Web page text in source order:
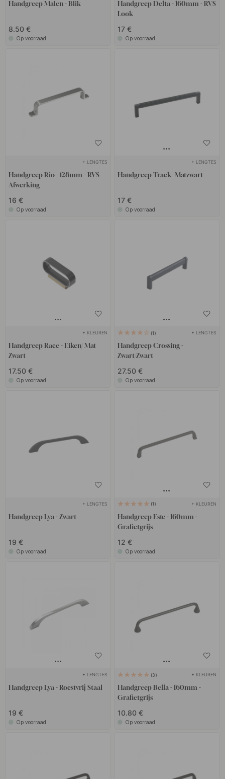
persoonlijke touch aan je huis geven en je persoonlijke stijl laten
zien.
Handgreep Malen - Blik
8.50 €
Op voorraad
Handgreep Delta - 160mm - RVS
Look
17 €
Op voorraad
+ LENGTES
Handgreep Rio - 128mm - RVS
Afwerking
16 €
Op voorraad
+ LENGTES
Handgreep Track- Matzwart
17 €
Op voorraad
+ KLEUREN
Handgreep Race - Eiken/ Mat
Zwart
17.50 €
Op voorraad
1 + LENGTES
Handgreep Crossing -
Zwart/Zwart
27.50 €
Op voorraad
+ LENGTES
Handgreep Lya - Zwart
19 €
Op voorraad
1 + KLEUREN
Handgreep Este - 160mm -
Grafietgrijs
12 €
Op voorraad
+ LENGTES
Handgreep Lya - Roestvrij Staal
19 €
Op voorraad
3 + KLEUREN
Handgreep Bella - 160mm -
Grafietgrijs
10.80 €
Op voorraad